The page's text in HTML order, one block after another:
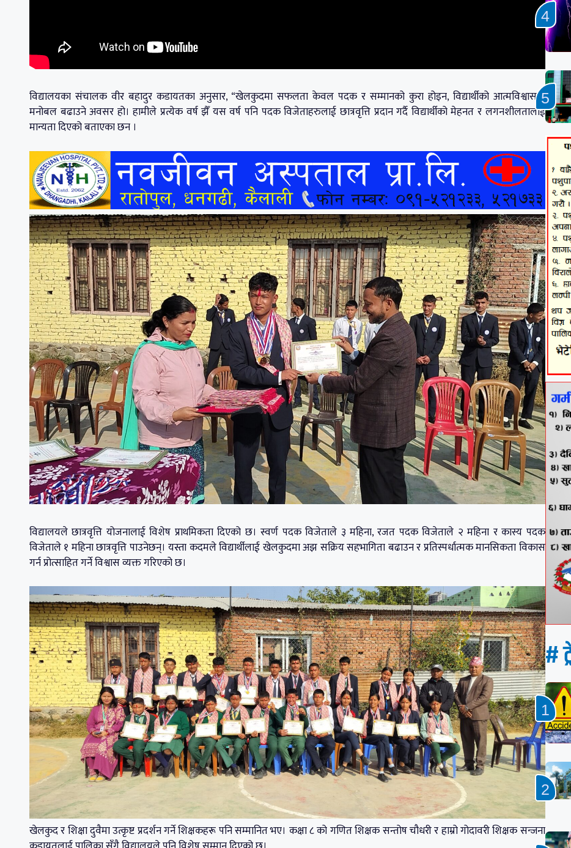
विद्यालयका संचालक वीर बहादुर कडायतका अनुसार, “खेलकुदमा सफलता केवल पदक र सम्मानको कुरा होइन, विद्यार्थीको आत्मविश्वास र
मनोबल बढाउने अवसर हो। हामीले प्रत्येक वर्ष झैँ यस वर्ष पनि पदक विजेताहरुलाई छात्रवृत्ति प्रदान गर्दै विद्यार्थीको मेहनत र लगनशीलतालाई
मान्यता दिएको बताएका छन ।
विद्यालयले छात्रवृत्ति योजनालाई विशेष प्राथमिकता दिएको छ। स्वर्ण पदक विजेताले ३ महिना, रजत पदक विजेताले २ महिना र कास्य पदक
विजेताले १ महिना छात्रवृत्ति पाउनेछन्। यस्ता कदमले विद्यार्थीलाई खेलकुदमा अझ सक्रिय सहभागिता बढाउन र प्रतिस्पर्धात्मक मानसिकता विकास
गर्न प्रोत्साहित गर्ने विश्वास व्यक्त गरिएको छ।
खेलकुद र शिक्षा दुवैमा उत्कृष्ट प्रदर्शन गर्ने शिक्षकहरू पनि सम्मानित भए। कक्षा ८ को गणित शिक्षक सन्तोष चौधरी र हाम्रो गोदावरी शिक्षक सन्जना
#